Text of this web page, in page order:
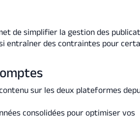
de simplifier la gestion des
entraîner des contraintes pour
sur les deux plateformes
consolidées pour optimiser vos